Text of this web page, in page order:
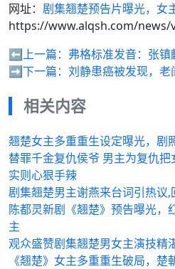
网址： 剧集翘楚预告片曝光，女
https://www.alqsh.com/news/
⬅️上一篇： 弗格标准发音：张镇
➡️下一篇： 刘静患癌被发现，
相关内容
翘楚女主多重重生设定曝光，剧
替罪千金复仇侯爷 男主为复仇
实则心狠手辣
剧集翘楚男主谢燕来台词引热议
陈都灵新剧《翘楚》预告曝光，
主
观众盛赞剧集翘楚男女主演技精
《翘楚》女主多重重生破局，